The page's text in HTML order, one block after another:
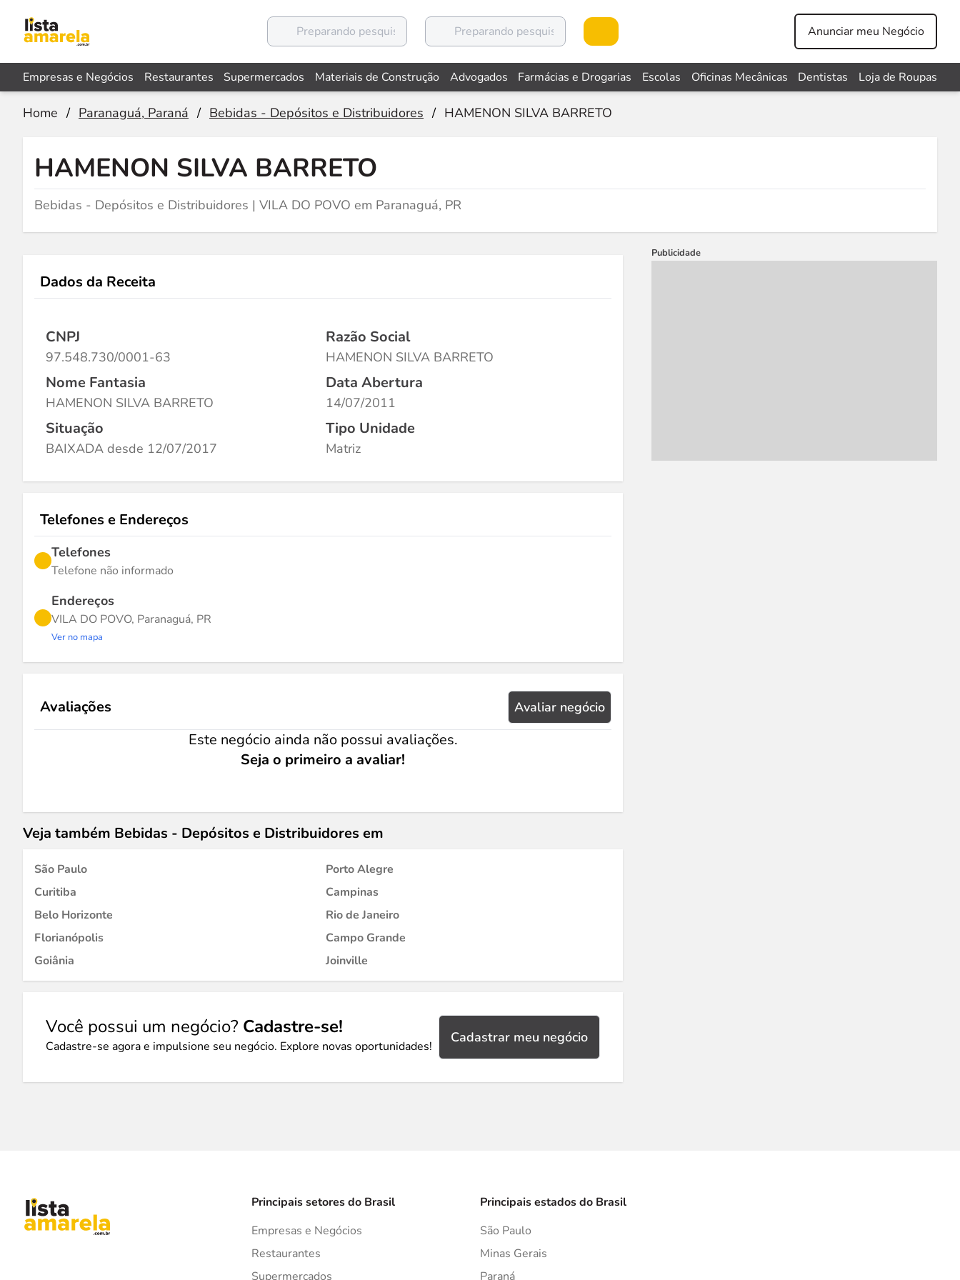
Anunciar meu Negócio
Empresas e Negócios Restaurantes Supermercados Materiais de Construção Advogados Farmácias e Drogarias Escolas Oficinas Mecânicas Dentistas Loja de Roupas
Home / Paranaguá, Paraná / Bebidas - Depósitos e Distribuidores / HAMENON SILVA BARRETO
HAMENON SILVA BARRETO
Bebidas - Depósitos e Distribuidores | VILA DO POVO em Paranaguá, PR
Dados da Receita
CNPJ
97.548.730/0001-63
Razão Social
HAMENON SILVA BARRETO
Nome Fantasia
HAMENON SILVA BARRETO
Data Abertura
14/07/2011
Situação
BAIXADA desde 12/07/2017
Tipo Unidade
Matriz
Telefones e Endereços
Telefones
Telefone não informado
Endereços
VILA DO POVO, Paranaguá, PR
Ver no mapa
Avaliações Avaliar negócio
Este negócio ainda não possui avaliações.
Seja o primeiro a avaliar!
Veja também Bebidas - Depósitos e Distribuidores em
São Paulo
Porto Alegre
Curitiba
Campinas
Belo Horizonte
Rio de Janeiro
Florianópolis
Campo Grande
Goiânia
Joinville
Você possui um negócio? Cadastre-se!
Cadastre-se agora e impulsione seu negócio. Explore novas oportunidades!
Cadastrar meu negócio
Publicidade
Principais setores do Brasil
Empresas e Negócios
Restaurantes
Supermercados
Principais estados do Brasil
São Paulo
Minas Gerais
Paraná